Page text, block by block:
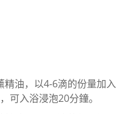
精油，以4-6滴的份量加入
可入浴浸泡20分鐘。